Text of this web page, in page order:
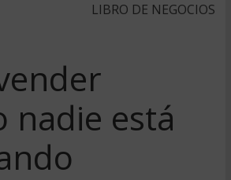
LIBRO DE NEGOCIOS
nadie está